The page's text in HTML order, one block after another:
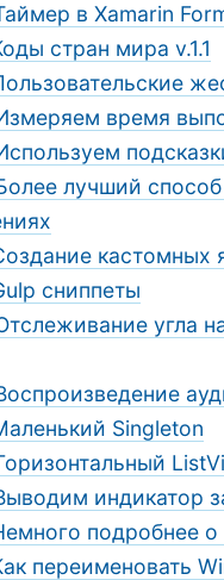
в Xamarin
стран мира v.1.1
время
лучший
кастомных
сниппеты
угла
Singleton
индикатор
подробнее о
переименовать